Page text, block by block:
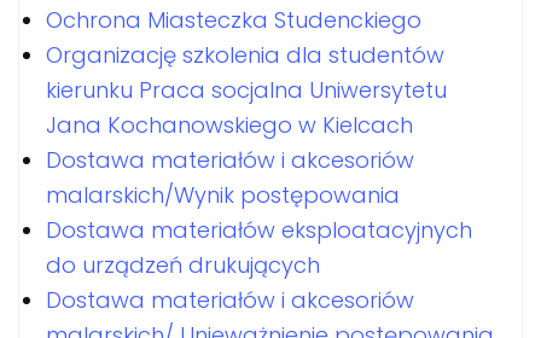
Ochrona Miasteczka Studenckiego
Organizację szkolenia dla studentów
kierunku Praca socjalna Uniwersytetu
Jana Kochanowskiego w Kielcach
Dostawa materiałów i akcesoriów
malarskich/Wynik postępowania
Dostawa materiałów eksploatacyjnych
do urządzeń drukujących
Dostawa materiałów i akcesoriów